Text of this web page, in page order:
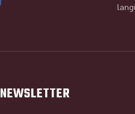
NEWSLETTER